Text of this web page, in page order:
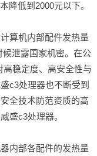
降低到2000元以下。
算机内部配件发热量
候泄露国家机密。在公
稳定度、高安全性与
c3处理器也不断受到
全技术防范资质的高
盛c3处理器。
内部各配件的发热量